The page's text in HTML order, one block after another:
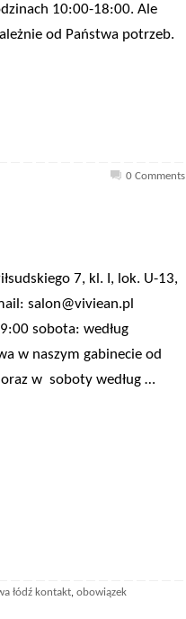
10:00-18:00. Ale
od Państwa potrzeb.
0 Comments
7, kl. I, lok. U-13,
salon@viviean.pl
sobota: według
w naszym gabinecie od
w soboty według …
łódź kontakt,obowiązek